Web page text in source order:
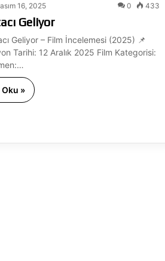
16, 2025 0 433
Geliyor
Geliyor – Film İncelemesi (2025) 📌
Tarihi: 12 Aralık 2025 Film Kategorisi:
Oku »